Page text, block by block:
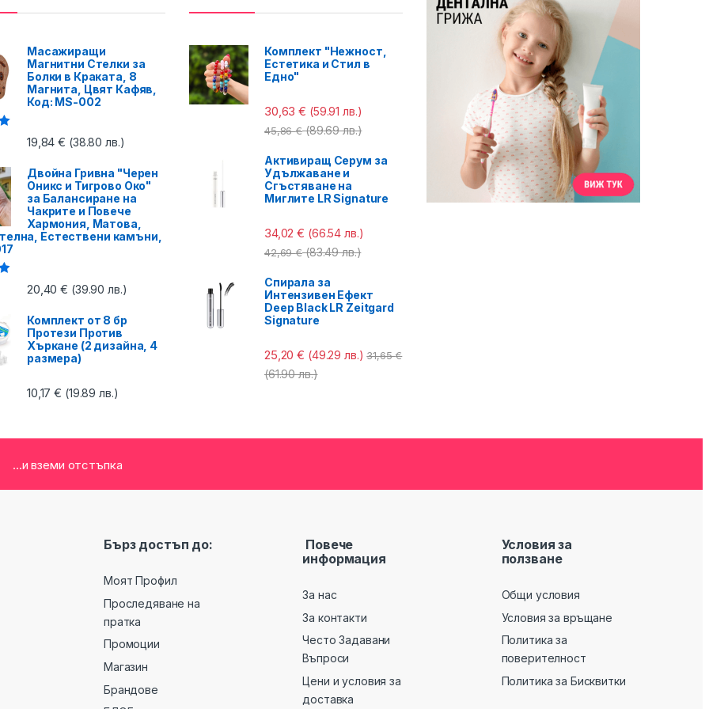
Масажиращи
Магнитни Стелки за
Болки в Краката, 8
Магнита, Цвят Кафяв,
Код: MS-002
19,84€ (38.80 лв.)
Двойна Гривна "Черен
Оникс и Тигрово Око"
за Балансиране на
Чакрите и Повече
Хармония, Матова,
Естествени камъни,
20,40€ (39.90 лв.)
Комплект от 8 бр
Протези Против
Хъркане (2 дизайна, 4
размера)
10,17€ (19.89 лв.)
Комплект "Нежност,
Естетика и Стил в
Едно"
30,63€ (59.91 лв.)
45,86€ (89.69 лв.)
Активиращ Серум за
Удължаване и
Сгъстяване на
Миглите LR Signature
34,02€ (66.54 лв.)
42,69€ (83.49 лв.)
Спирала за
Интензивен Ефект
Deep Black LR Zeitgard
Signature
25,20€ (49.29 лв.) 31,65€
(61.90 лв.)
...и вземи отстъпка
Бърз достъп до:
Моят Профил
Проследяване на
пратка
Промоции
Магазин
Брандове
Повече
информация
За нас
За контакти
Често Задавани
Въпроси
Цени и условия за
доставка
Условия за
ползване
Общи условия
Условия за връщане
Политика за
поверителност
Политика за Бисквитки